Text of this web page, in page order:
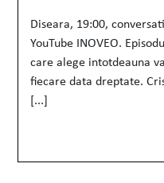
Diseara, 19:00,
YouTube INOVEO.
care alege intotdeauna
fiecare data dreptate.
[...]